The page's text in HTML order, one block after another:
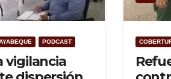
PODCAST
vigilancia